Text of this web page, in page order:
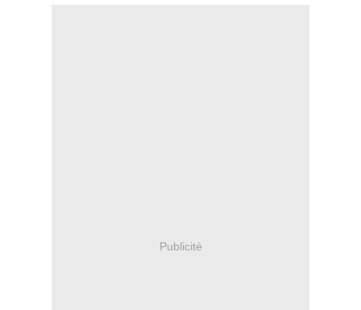
Publicité